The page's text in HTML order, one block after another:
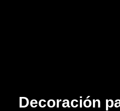
Decoración